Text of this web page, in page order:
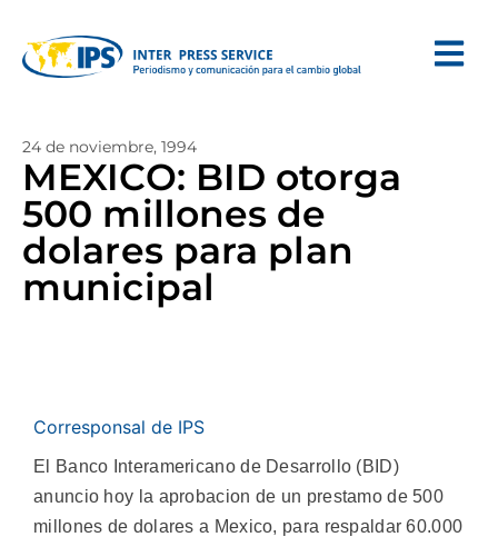
24 de noviembre, 1994
MEXICO: BID otorga
500 millones de
dolares para plan
municipal
Corresponsal de IPS
El Banco Interamericano de Desarrollo (BID)
anuncio hoy la aprobacion de un prestamo de 500
millones de dolares a Mexico, para respaldar 60.000